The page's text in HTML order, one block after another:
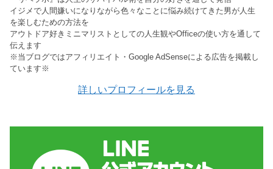
イジメで人間嫌いになりながら色々なことに悩み続けてきた男が人生
を楽しむための方法を
アウトドア好きミニマリストとしての人生観やOfficeの使い方を通して
伝えます
※当ブログではアフィリエイト・Google AdSenseによる広告を掲載し
ています※
詳しいプロフィールを見る